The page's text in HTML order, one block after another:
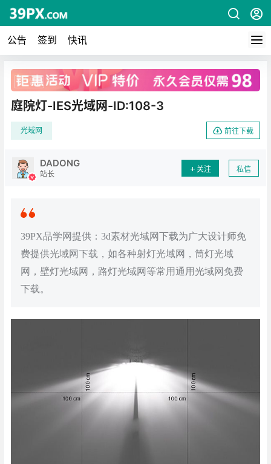
公告 签到 快讯
广告
庭院灯-IES光域网-ID:108-3
光域网 前往下载
DADONG
站长
关注 私信
39PX品学网提供：3d素材光域网下载为广大设计师免
费提供光域网下载，如各种射灯光域网，筒灯光域
网，壁灯光域网，路灯光域网等常用通用光域网免费
下载。